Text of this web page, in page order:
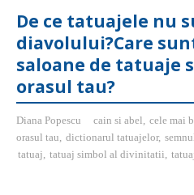
De ce tatuajele nu
diavolului?Care
saloane de tatuaje
orasul tau?
Diana Popescu cain si abel, cele mai
orasul tau, dictionarul tatuajelor,
tatuaj, tatuaj simbol al divinitatii,